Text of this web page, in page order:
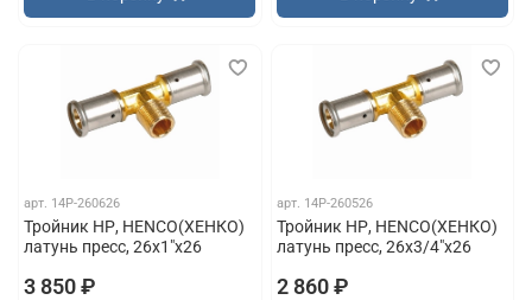
арт. 14P-260626
Тройник НР, HENCO(ХЕНКО)
латунь пресс, 26x1"x26
3 850 ₽
арт. 14P-260526
Тройник НР, HENCO(ХЕНКО)
латунь пресс, 26x3/4"x26
2 860 ₽